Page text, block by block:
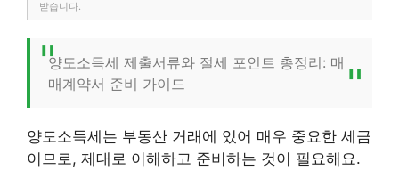
받습니다.
양도소득세 제출서류와 절세 포인트 총정리: 매
매계약서 준비 가이드
양도소득세는 부동산 거래에 있어 매우 중요한 세금
이므로, 제대로 이해하고 준비하는 것이 필요해요.